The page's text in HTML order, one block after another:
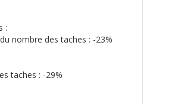
:
nombre des taches : -23%
taches : -29%